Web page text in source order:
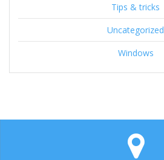
Tips & tricks
Uncategorized
Windows